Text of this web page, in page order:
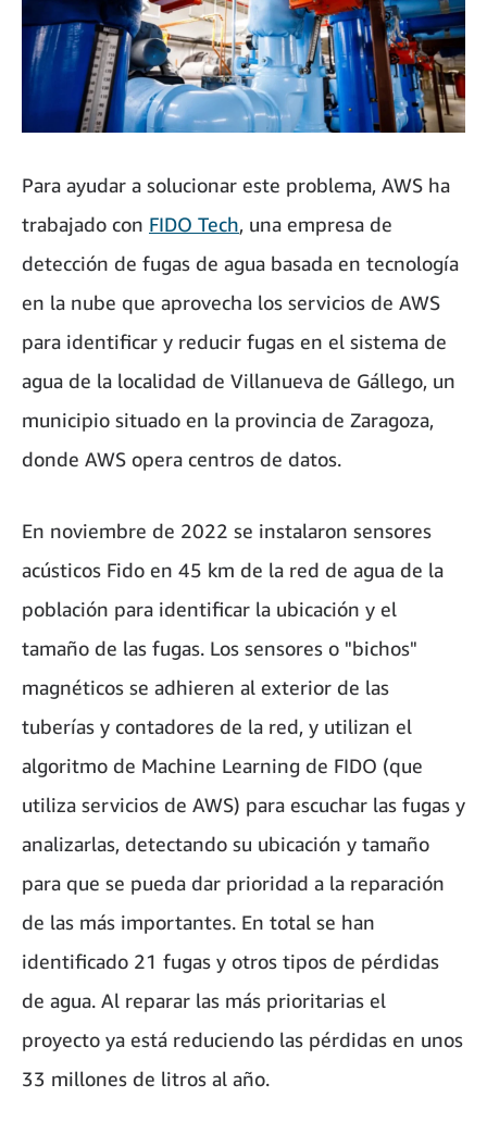
Para ayudar a solucionar este problema, AWS ha
trabajado con FIDO Tech, una empresa de
detección de fugas de agua basada en tecnología
en la nube que aprovecha los servicios de AWS
para identificar y reducir fugas en el sistema de
agua de la localidad de Villanueva de Gállego, un
municipio situado en la provincia de Zaragoza,
donde AWS opera centros de datos.
En noviembre de 2022 se instalaron sensores
acústicos Fido en 45 km de la red de agua de la
población para identificar la ubicación y el
tamaño de las fugas. Los sensores o "bichos"
magnéticos se adhieren al exterior de las
tuberías y contadores de la red, y utilizan el
algoritmo de Machine Learning de FIDO (que
utiliza servicios de AWS) para escuchar las fugas y
analizarlas, detectando su ubicación y tamaño
para que se pueda dar prioridad a la reparación
de las más importantes. En total se han
identificado 21 fugas y otros tipos de pérdidas
de agua. Al reparar las más prioritarias el
proyecto ya está reduciendo las pérdidas en unos
33 millones de litros al año.